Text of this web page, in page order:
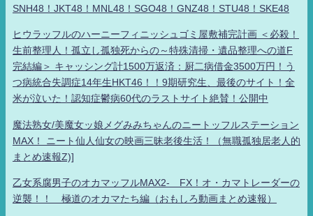
SNH48！JKT48！MNL48！SGO48！GNZ48！STU48！SKE48
ヒウラッフルのハーニーフィニッシュゴミ屋敷補完計画 ＜必殺！
生前整理人！孤立し孤独死からの～特殊清掃・遺品整理への道F
完結編＞ キャッシング計1500万返済：厨二病借金3500万円！う
つ病統合失調症14年生HKT46！！9期研究生、最後のサイト！全
米が泣いた！認知症鬱病60代のラストサイト絶賛！公開中
魔法熟女/美魔女ッ娘メグみみちゃんのニートッフルステーション
MAX！ ニート仙人仙女の映画三昧老後生活！（無職孤独居老人的
まとめ速報Z)]
乙女系腐男子のオカマッフルMAX2- FX！オ・カマトレーダーの
逆襲！！ 極道のオカマたち編（おもしろ動画まとめ速報）